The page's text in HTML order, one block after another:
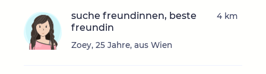
suche freundinnen, beste
freundin
Zoey, 25 Jahre, aus Wien
4 km